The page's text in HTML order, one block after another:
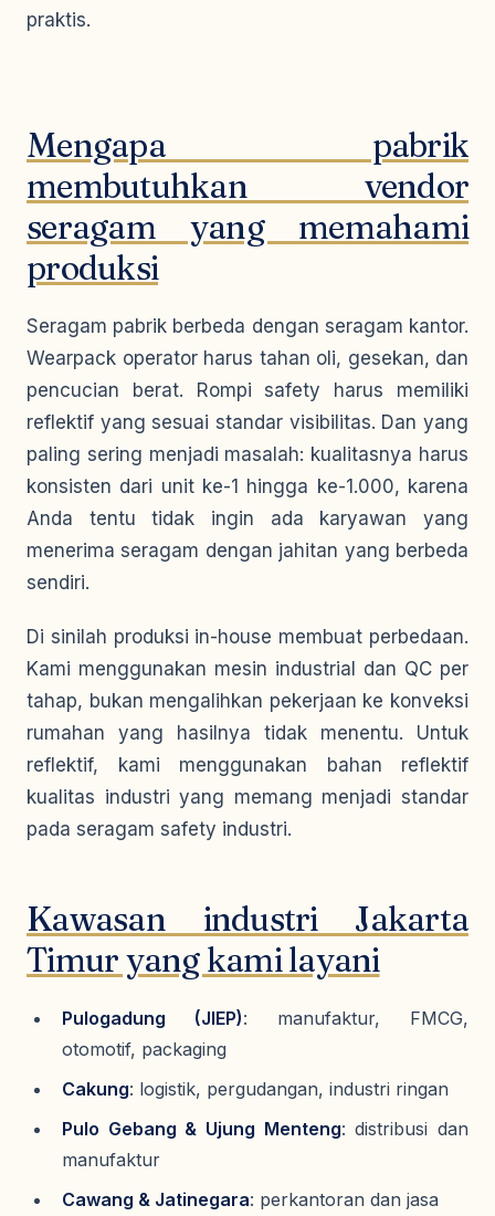
praktis.
Mengapa pabrik
membutuhkan vendor
seragam yang memahami
produksi
Seragam pabrik berbeda dengan seragam kantor.
Wearpack operator harus tahan oli, gesekan, dan
pencucian berat. Rompi safety harus memiliki
reflektif yang sesuai standar visibilitas. Dan yang
paling sering menjadi masalah: kualitasnya harus
konsisten dari unit ke-1 hingga ke-1.000, karena
Anda tentu tidak ingin ada karyawan yang
menerima seragam dengan jahitan yang berbeda
sendiri.
Di sinilah produksi in-house membuat perbedaan.
Kami menggunakan mesin industrial dan QC per
tahap, bukan mengalihkan pekerjaan ke konveksi
rumahan yang hasilnya tidak menentu. Untuk
reflektif, kami menggunakan bahan reflektif
kualitas industri yang memang menjadi standar
pada seragam safety industri.
Kawasan industri Jakarta
Timur yang kami layani
Pulogadung (JIEP): manufaktur, FMCG,
otomotif, packaging
Cakung: logistik, pergudangan, industri ringan
Pulo Gebang & Ujung Menteng: distribusi dan
manufaktur
Cawang & Jatinegara: perkantoran dan jasa